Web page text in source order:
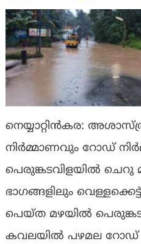
നെയ്യാറ്റിൻകര:
നിർമ്മാണവും റോഡ്
പെരുങ്കടവിളയിൽ
ഭാഗങ്ങളിലും
പെയ്ത മഴയിൽ
കവലയിൽ പഴമല റോഡ്